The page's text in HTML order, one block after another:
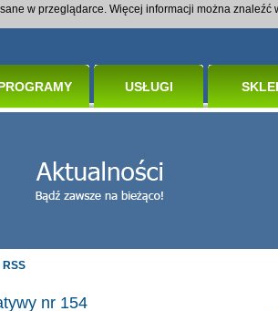
USŁUGI
RSS
nr 154
w przeglądarce. Więcej informacji można znaleźć